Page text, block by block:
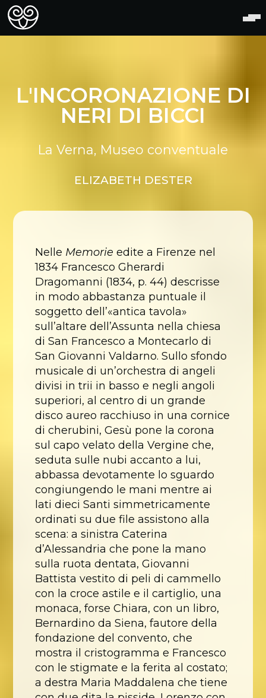
L'INCORONAZIONE DI
NERI DI BICCI
La Verna, Museo conventuale
ELIZABETH DESTER
Nelle Memorie edite a Firenze nel
1834 Francesco Gherardi
Dragomanni (1834, p. 44) descrisse
in modo abbastanza puntuale il
soggetto dell’«antica tavola»
sull’altare dell’Assunta nella chiesa
di San Francesco a Montecarlo di
San Giovanni Valdarno. Sullo sfondo
musicale di un’orchestra di angeli
divisi in trii in basso e negli angoli
superiori, al centro di un grande
disco aureo racchiuso in una cornice
di cherubini, Gesù pone la corona
sul capo velato della Vergine che,
seduta sulle nubi accanto a lui,
abbassa devotamente lo sguardo
congiungendo le mani mentre ai
lati dieci Santi simmetricamente
ordinati su due file assistono alla
scena: a sinistra Caterina
d’Alessandria che pone la mano
sulla ruota dentata, Giovanni
Battista vestito di peli di cammello
con la croce astile e il cartiglio, una
monaca, forse Chiara, con un libro,
Bernardino da Siena, fautore della
fondazione del convento, che
mostra il cristogramma e Francesco
con le stigmate e la ferita al costato;
a destra Maria Maddalena che tiene